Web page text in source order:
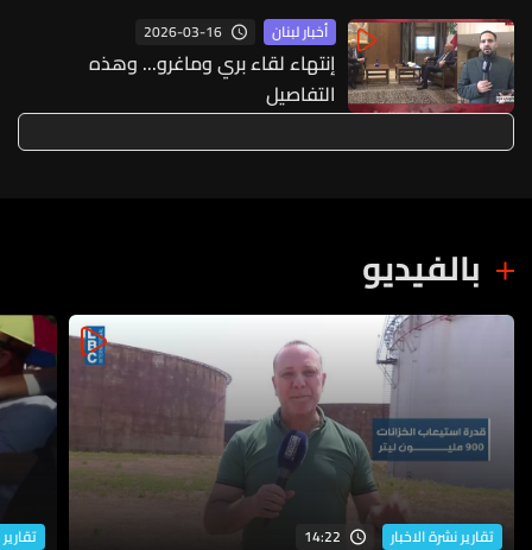
أخبار لبنان 2026-03-16
إنتهاء لقاء بري وماغرو... وهذه
التفاصيل
بالفيديو
تقارير نشرة الاخبار 14:22